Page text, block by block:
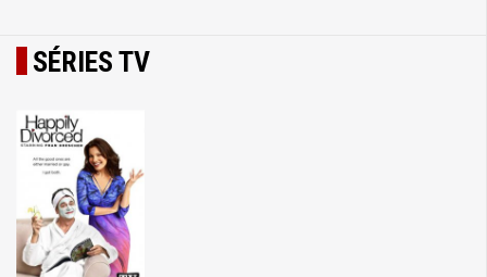
SÉRIES TV